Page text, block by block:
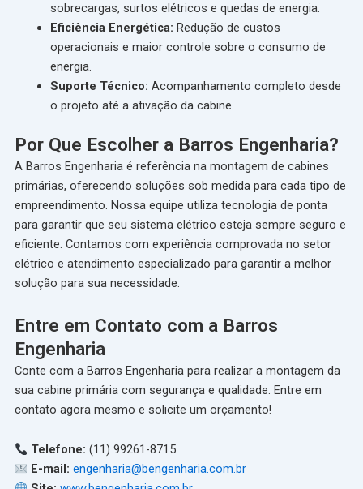
sobrecargas, surtos elétricos e quedas de energia.
Eficiência Energética: Redução de custos
operacionais e maior controle sobre o consumo de
energia.
Suporte Técnico: Acompanhamento completo desde
o projeto até a ativação da cabine.
Por Que Escolher a Barros Engenharia?
A Barros Engenharia é referência na montagem de cabines
primárias, oferecendo soluções sob medida para cada tipo de
empreendimento. Nossa equipe utiliza tecnologia de ponta
para garantir que seu sistema elétrico esteja sempre seguro e
eficiente. Contamos com experiência comprovada no setor
elétrico e atendimento especializado para garantir a melhor
solução para sua necessidade.
Entre em Contato com a Barros
Engenharia
Conte com a Barros Engenharia para realizar a montagem da
sua cabine primária com segurança e qualidade. Entre em
contato agora mesmo e solicite um orçamento!
Telefone: (11) 99261-8715
E-mail: engenharia@bengenharia.com.br